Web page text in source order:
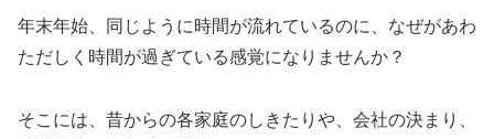
年末年始、同じように時間が流れているのに、なぜがあわ
ただしく時間が過ぎている感覚になりませんか？
そこには、昔からの各家庭のしきたりや、会社の決まり、